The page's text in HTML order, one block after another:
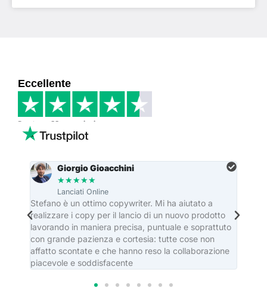
Eccellente
Basato su 33 recensioni
Giorgio Gioacchini
★★★★★
Lanciati Online
Stefano è un ottimo copywriter. Mi ha aiutato a
realizzare i copy per il lancio di un nuovo prodotto
lavorando in maniera precisa, puntuale e soprattuto
con grande pazienza e cortesia: tutte cose non
affatto scontate e che hanno reso la collaborazione
piacevole e soddisfacente